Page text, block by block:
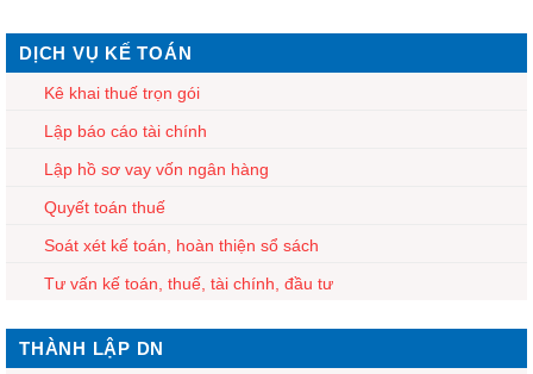
DỊCH VỤ KẾ TOÁN
Kê khai thuế trọn gói
Lập báo cáo tài chính
Lập hồ sơ vay vốn ngân hàng
Quyết toán thuế
Soát xét kế toán, hoàn thiện sổ sách
Tư vấn kế toán, thuế, tài chính, đầu tư
THÀNH LẬP DN